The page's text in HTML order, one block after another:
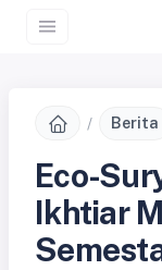
Berita
Eco-
Ikhtiar